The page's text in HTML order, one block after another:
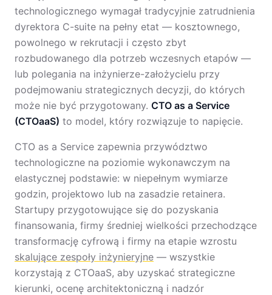
technologicznego wymagał tradycyjnie zatrudnienia
dyrektora C-suite na pełny etat — kosztownego,
powolnego w rekrutacji i często zbyt
rozbudowanego dla potrzeb wczesnych etapów —
lub polegania na inżynierze-założycielu przy
podejmowaniu strategicznych decyzji, do których
może nie być przygotowany. CTO as a Service
(CTOaaS) to model, który rozwiązuje to napięcie.
CTO as a Service zapewnia przywództwo
technologiczne na poziomie wykonawczym na
elastycznej podstawie: w niepełnym wymiarze
godzin, projektowo lub na zasadzie retainera.
Startupy przygotowujące się do pozyskania
finansowania, firmy średniej wielkości przechodzące
transformację cyfrową i firmy na etapie wzrostu
skalujące zespoły inżynieryjne — wszystkie
korzystają z CTOaaS, aby uzyskać strategiczne
kierunki, ocenę architektoniczną i nadzór